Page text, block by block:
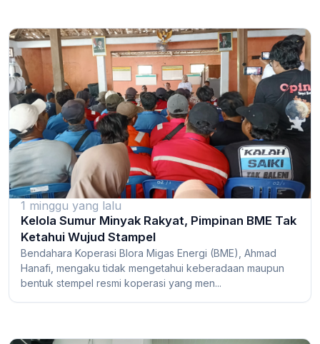
1 minggu yang lalu
Kelola Sumur Minyak Rakyat, Pimpinan BME Tak
Ketahui Wujud Stampel
Bendahara Koperasi Blora Migas Energi (BME), Ahmad
Hanafi, mengaku tidak mengetahui keberadaan maupun
bentuk stempel resmi koperasi yang men...